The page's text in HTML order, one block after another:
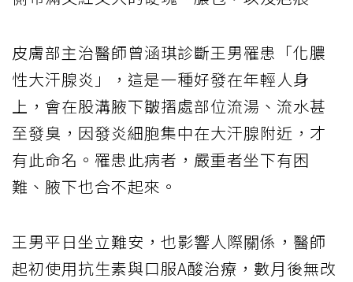
皮膚部主治醫師曾涵琪診斷王男罹患「化膿
性大汗腺炎」，這是一種好發在年輕人身
上，會在股溝腋下皺摺處部位流湯、流水甚
至發臭，因發炎細胞集中在大汗腺附近，才
有此命名。罹患此病者，嚴重者坐下有困
難、腋下也合不起來。
王男平日坐立難安，也影響人際關係，醫師
起初使用抗生素與口服A酸治療，數月後無改